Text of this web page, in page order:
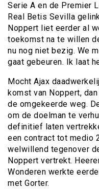
Serie A en de Premier
Real Betis Sevilla
Noppert liet eerder al
toekomst na te willen
nu nog niet bezig. We
gaat gebeuren. Ik laat
Mocht Ajax
komst van Noppert,
de omgekeerde weg.
om de doelman te
definitief laten
een contract tot medio
welwillend tegenover
Noppert vertrekt.
Wonderen werkte
met Gorter.